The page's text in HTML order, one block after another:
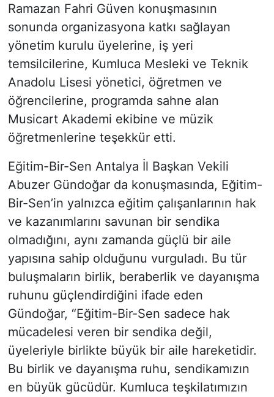
Ramazan Fahri Güven konuşmasının
sonunda organizasyona katkı sağlayan
yönetim kurulu üyelerine, iş yeri
temsilcilerine, Kumluca Mesleki ve Teknik
Anadolu Lisesi yönetici, öğretmen ve
öğrencilerine, programda sahne alan
Musicart Akademi ekibine ve müzik
öğretmenlerine teşekkür etti.
Eğitim-Bir-Sen Antalya İl Başkan Vekili
Abuzer Gündoğar da konuşmasında, Eğitim-
Bir-Sen’in yalnızca eğitim çalışanlarının hak
ve kazanımlarını savunan bir sendika
olmadığını, aynı zamanda güçlü bir aile
yapısına sahip olduğunu vurguladı. Bu tür
buluşmaların birlik, beraberlik ve dayanışma
ruhunu güçlendirdiğini ifade eden
Gündoğar, “Eğitim-Bir-Sen sadece hak
mücadelesi veren bir sendika değil,
üyeleriyle birlikte büyük bir aile hareketidir.
Bu birlik ve dayanışma ruhu, sendikamızın
en büyük gücüdür. Kumluca teşkilatımızın